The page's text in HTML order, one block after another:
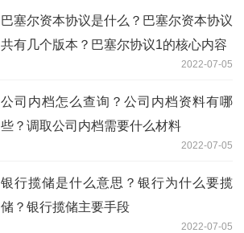
巴塞尔资本协议是什么？巴塞尔资本协议
共有几个版本？巴塞尔协议1的核心内容
2022-07-05
公司内档怎么查询？公司内档资料有哪
些？调取公司内档需要什么材料
2022-07-05
银行揽储是什么意思？银行为什么要揽
储？银行揽储主要手段
2022-07-05